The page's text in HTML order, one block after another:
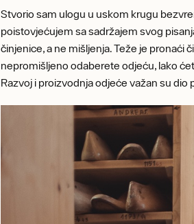
Stvorio sam ulogu u uskom krugu
poistovjećujem sa sadržajem svog
činjenice, a ne mišljenja. Teže je pronaći
nepromišljeno odaberete odjeću, lako
Razvoj i proizvodnja odjeće važan su